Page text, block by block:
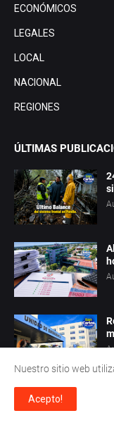
ECONÓMICOS
LEGALES
LOCAL
NACIONAL
REGIONES
ÚLTIMAS
LO MÁS LEÍDO
Nuestro sitio web
Acepto!